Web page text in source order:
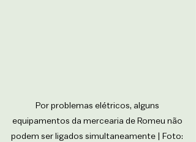
Por problemas elétricos, alguns
equipamentos da mercearia de Romeu não
podem ser ligados simultaneamente | Foto: